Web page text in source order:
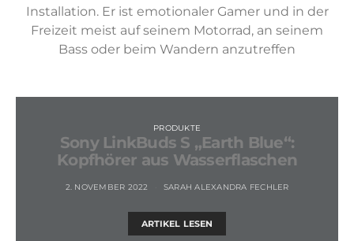
Installation. Er ist emotionaler Gamer und in der
Freizeit meist auf seinem Motorrad, an seinem
Bass oder beim Wandern anzutreffen
PRODUKTE
Sony LinkBuds S „Earth Blue“:
Kopfhörer aus Wasserflaschen
2. NOVEMBER 2022 SARAH ALEXANDRA FECHLER
ARTIKEL LESEN